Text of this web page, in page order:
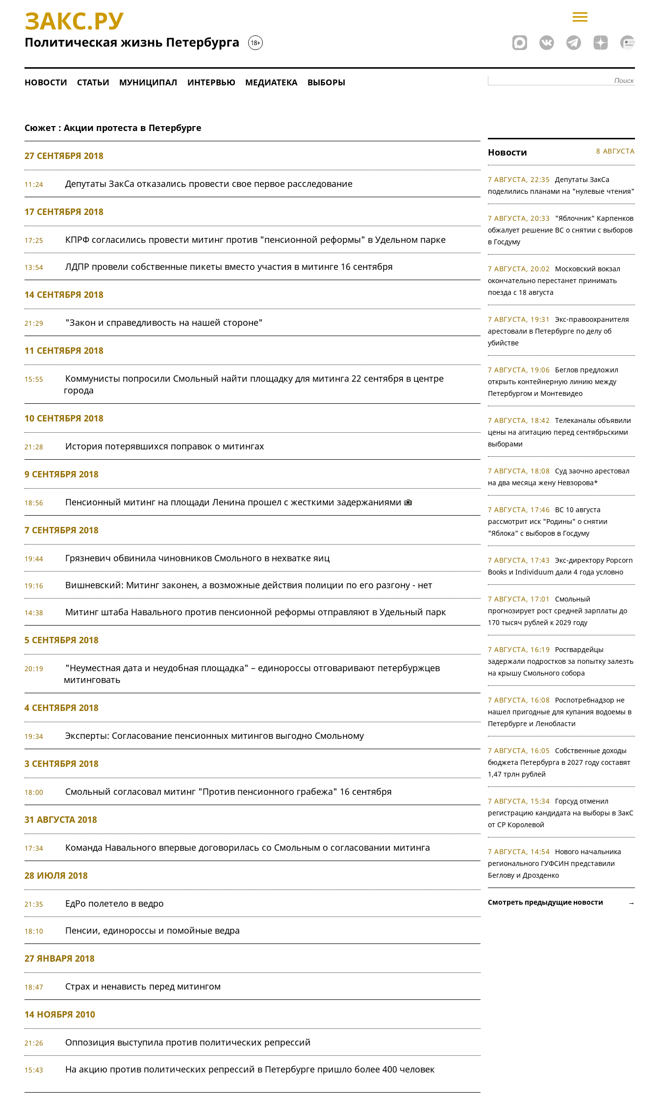
НОВОСТИ СТАТЬИ МУНИЦИПАЛ ИНТЕРВЬЮ МЕДИАТЕКА ВЫБОРЫ
Сюжет : Акции протеста в Петербурге
27 СЕНТЯБРЯ 2018
11:24 Депутаты ЗакСа отказались провести свое первое расследование
17 СЕНТЯБРЯ 2018
17:25 КПРФ согласились провести митинг против "пенсионной реформы" в Удельном парке
13:54 ЛДПР провели собственные пикеты вместо участия в митинге 16 сентября
14 СЕНТЯБРЯ 2018
21:29 "Закон и справедливость на нашей стороне"
11 СЕНТЯБРЯ 2018
15:55
Коммунисты попросили Смольный найти площадку для митинга 22 сентября в центре
города
10 СЕНТЯБРЯ 2018
21:28 История потерявшихся поправок о митингах
9 СЕНТЯБРЯ 2018
18:56 Пенсионный митинг на площади Ленина прошел с жесткими задержаниями
7 СЕНТЯБРЯ 2018
19:44 Грязневич обвинила чиновников Смольного в нехватке яиц
19:16 Вишневский: Митинг законен, а возможные действия полиции по его разгону - нет
14:38 Митинг штаба Навального против пенсионной реформы отправляют в Удельный парк
5 СЕНТЯБРЯ 2018
20:19
"Неуместная дата и неудобная площадка" – единороссы отговаривают петербуржцев
митинговать
4 СЕНТЯБРЯ 2018
19:34 Эксперты: Согласование пенсионных митингов выгодно Смольному
3 СЕНТЯБРЯ 2018
18:00 Смольный согласовал митинг "Против пенсионного грабежа" 16 сентября
31 АВГУСТА 2018
17:34 Команда Навального впервые договорилась со Смольным о согласовании митинга
28 ИЮЛЯ 2018
21:35 ЕдРо полетело в ведро
18:10 Пенсии, единороссы и помойные ведра
27 ЯНВАРЯ 2018
18:47 Страх и ненависть перед митингом
14 НОЯБРЯ 2010
21:26 Оппозиция выступила против политических репрессий
15:43 На акцию против политических репрессий в Петербурге пришло более 400 человек
Новости 8 АВГУСТА
7 АВГУСТА, 22:35
Депутаты ЗакСа
поделились планами на "нулевые чтения"
7 АВГУСТА, 20:33
"Яблочник" Карпенков
обжалует решение ВС о снятии с выборов
в Госдуму
7 АВГУСТА, 20:02
Московский вокзал
окончательно перестанет принимать
поезда с 18 августа
7 АВГУСТА, 19:31
Экс-правоохранителя
арестовали в Петербурге по делу об
убийстве
7 АВГУСТА, 19:06
Беглов предложил
открыть контейнерную линию между
Петербургом и Монтевидео
7 АВГУСТА, 18:42
Телеканалы объявили
цены на агитацию перед сентябрьскими
выборами
7 АВГУСТА, 18:08
Суд заочно арестовал
на два месяца жену Невзорова*
7 АВГУСТА, 17:46
ВС 10 августа
рассмотрит иск "Родины" о снятии
"Яблока" с выборов в Госдуму
7 АВГУСТА, 17:43
Экс-директору Popcorn
Books и Individuum дали 4 года условно
7 АВГУСТА, 17:01
Смольный
прогнозирует рост средней зарплаты до
170 тысяч рублей к 2029 году
7 АВГУСТА, 16:19
Росгвардейцы
задержали подростков за попытку залезть
на крышу Смольного собора
7 АВГУСТА, 16:08
Роспотребнадзор не
нашел пригодные для купания водоемы в
Петербурге и Ленобласти
7 АВГУСТА, 16:05
Собственные доходы
бюджета Петербурга в 2027 году составят
1,47 трлн рублей
7 АВГУСТА, 15:34
Горсуд отменил
регистрацию кандидата на выборы в ЗакС
от СР Королевой
7 АВГУСТА, 14:54
Нового начальника
регионального ГУФСИН представили
Беглову и Дрозденко
Смотреть предыдущие новости →